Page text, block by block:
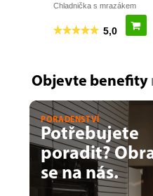
Objevte benefity
PORADENSTVÍ
Potřebujete
poradit?
se na nás.